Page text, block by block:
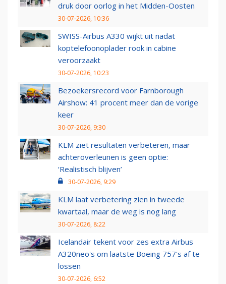
druk door oorlog in het Midden-Oosten
30-07-2026, 10:36
SWISS-Airbus A330 wijkt uit nadat
koptelefoonoplader rook in cabine
veroorzaakt
30-07-2026, 10:23
Bezoekersrecord voor Farnborough
Airshow: 41 procent meer dan de vorige
keer
30-07-2026, 9:30
KLM ziet resultaten verbeteren, maar
achteroverleunen is geen optie:
‘Realistisch blijven’
30-07-2026, 9:29
KLM laat verbetering zien in tweede
kwartaal, maar de weg is nog lang
30-07-2026, 8:22
Icelandair tekent voor zes extra Airbus
A320neo's om laatste Boeing 757's af te
lossen
30-07-2026, 6:52